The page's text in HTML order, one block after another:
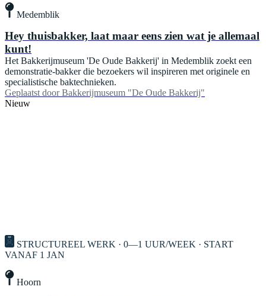
Medemblik
Hey thuisbakker, laat maar eens zien wat je allemaal
kunt!
Het Bakkerijmuseum 'De Oude Bakkerij' in Medemblik zoekt een
demonstratie-bakker die bezoekers wil inspireren met originele en
specialistische baktechnieken.
Geplaatst door Bakkerijmuseum "De Oude Bakkerij"
Nieuw
STRUCTUREEL WERK · 0—1 UUR/WEEK · START
VANAF 1 JAN
Hoorn